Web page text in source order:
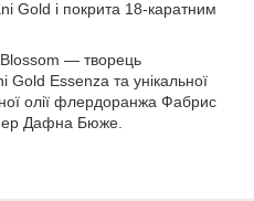
Gold і покрита 18-каратним
— творець
Essenza та унікальної
олії флердоранжа Фабрис
Дафна Бюже.